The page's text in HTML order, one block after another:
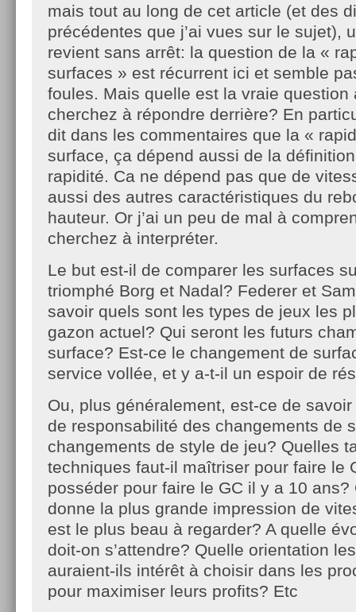
mais tout au long de cet article (et des
précédentes que j’ai vues sur le sujet),
revient sans arrêt: la question de la «
surfaces » est récurrent ici et semble
foules. Mais quelle est la vraie question
cherchez à répondre derrière? En
dit dans les commentaires que la «
surface, ça dépend aussi de la
rapidité. Ca ne dépend pas que de
aussi des autres caractéristiques du
hauteur. Or j’ai un peu de mal à
cherchez à interpréter.
Le but est-il de comparer les surfaces
triomphé Borg et Nadal? Federer et
savoir quels sont les types de jeux les
gazon actuel? Qui seront les futurs
surface? Est-ce le changement de
service vollée, et y a-t-il un espoir de
Ou, plus généralement, est-ce de
de responsabilité des changements de
changements de style de jeu? Quelles
techniques faut-il maîtriser pour faire le
posséder pour faire le GC il y a 10 ans?
donne la plus grande impression de
est le plus beau à regarder? A quelle
doit-on s’attendre? Quelle orientation
auraient-ils intérêt à choisir dans les
pour maximiser leurs profits? Etc